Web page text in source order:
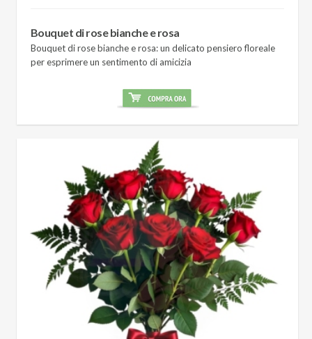
Bouquet di rose bianche e rosa
Bouquet di rose bianche e rosa: un delicato pensiero floreale
per esprimere un sentimento di amicizia